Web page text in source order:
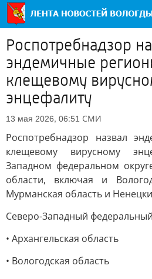
Роспотребнадзор
эндемичные
клещевому
энцефалиту
13 мая 2026, 06:51 СМИ
Роспотребнадзор назвал
клещевому вирусному
Западном федеральном
области, включая и
Мурманская область и
Северо-Западный
• Архангельская область
• Вологодская область